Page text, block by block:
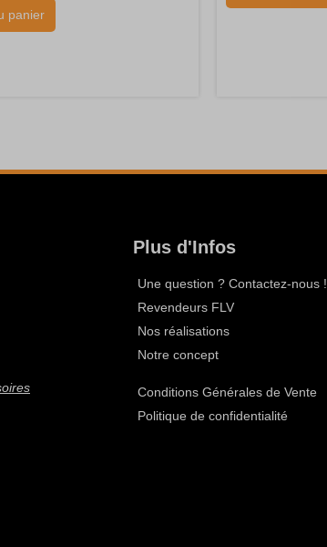
panier
Plus d'Infos
Une question ? Contactez-nous !
Revendeurs FLV
Nos réalisations
Notre concept
Conditions Générales de Vente
Politique de confidentialité